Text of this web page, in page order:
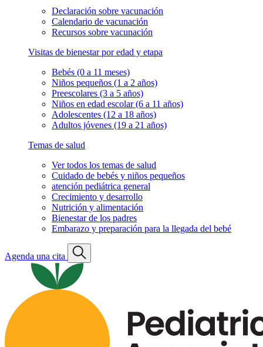
Declaración sobre vacunación
Calendario de vacunación
Recursos sobre vacunación
Visitas de bienestar por edad y etapa
Bebés (0 a 11 meses)
Niños pequeños (1 a 2 años)
Preescolares (3 a 5 años)
Niños en edad escolar (6 a 11 años)
Adolescentes (12 a 18 años)
Adultos jóvenes (19 a 21 años)
Temas de salud
Ver todos los temas de salud
Cuidado de bebés y niños pequeños
atención pediátrica general
Crecimiento y desarrollo
Nutrición y alimentación
Bienestar de los padres
Embarazo y preparación para la llegada del bebé
Agenda una cita